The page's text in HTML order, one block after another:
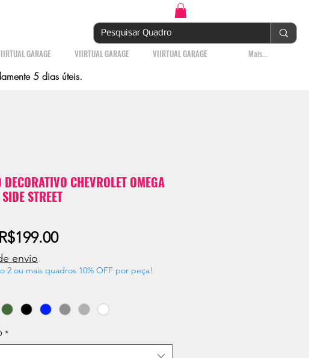
GARAGE VIIRTUAL GARAGE VIIRTUAL GARAGE Mais...
5 dias úteis.
CHEVROLET OMEGA
STREET
R$199.00Sale
envio
2 ou mais quadros 10% OFF por peça!
*